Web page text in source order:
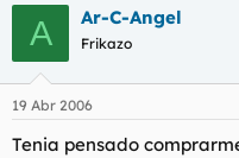
i
c
a
d
o
r
c
h
i
n
A Ar-C-Angel
Frikazo
19 Abr 2006
Tenia pensado